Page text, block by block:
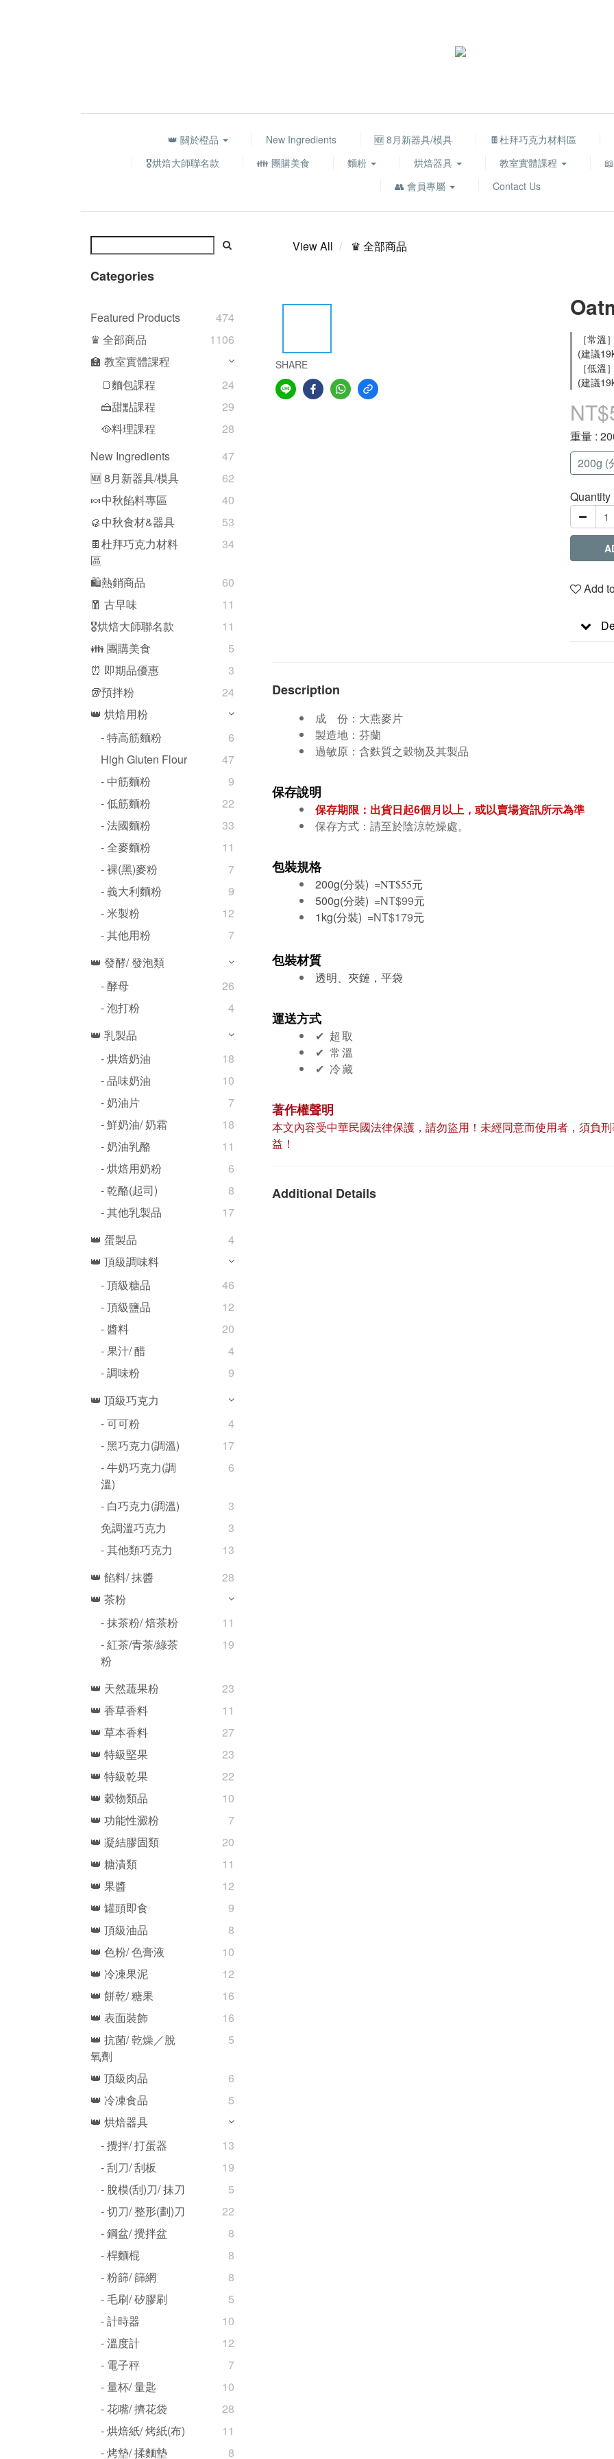
👑 關於橙品 New Ingredients 🆕 8月新器具/模具 🍫杜拜巧克力材料區
🎖️烘焙大師聯名款
👪 團購美食 麵粉 烘焙器具 教室實體課程
👥 會員專屬
Contact Us
Categories
Featured Products
474
♛ 全部商品
1106
🏫 教室實體課程
🍞麵包課程
24
🍰甜點課程
29
🥘料理課程
28
New Ingredients
47
🆕 8月新器具/模具
62
🍬中秋餡料專區
40
🥮中秋食材&器具
53
🍫杜拜巧克力材料
區
34
🛍熱銷商品
60
🧧 古早味
11
🎖️烘焙大師聯名款
11
👪 團購美食
5
⏰ 即期品優惠
3
🥡預拌粉
24
👑 烘焙用粉
- 特高筋麵粉
6
High Gluten Flour
47
- 中筋麵粉
9
- 低筋麵粉
22
- 法國麵粉
33
- 全麥麵粉
11
- 裸(黑)麥粉
7
- 義大利麵粉
9
- 米製粉
12
- 其他用粉
7
👑 發酵/ 發泡類
- 酵母
26
- 泡打粉
4
👑 乳製品
- 烘焙奶油
18
- 品味奶油
10
- 奶油片
7
- 鮮奶油/ 奶霜
18
- 奶油乳酪
11
- 烘焙用奶粉
6
- 乾酪(起司)
8
- 其他乳製品
17
👑 蛋製品
4
👑 頂級調味料
- 頂級糖品
46
- 頂級鹽品
12
- 醬料
20
- 果汁/ 醋
4
- 調味粉
9
👑 頂級巧克力
- 可可粉
4
- 黑巧克力(調溫)
17
- 牛奶巧克力(調
溫)
6
- 白巧克力(調溫)
3
免調溫巧克力
3
- 其他類巧克力
13
👑 餡料/ 抹醬
28
👑 茶粉
- 抹茶粉/ 焙茶粉
11
- 紅茶/青茶/綠茶
粉
19
👑 天然蔬果粉
23
👑 香草香料
11
👑 草本香料
27
👑 特級堅果
23
👑 特級乾果
22
👑 穀物類品
10
👑 功能性澱粉
7
👑 凝結膠固類
20
👑 糖漬類
11
👑 果醬
12
👑 罐頭即食
9
👑 頂級油品
8
👑 色粉/ 色膏液
10
👑 冷凍果泥
12
👑 餅乾/ 糖果
16
👑 表面裝飾
16
👑 抗菌/ 乾燥／脫
氧劑
5
👑 頂級肉品
6
👑 冷凍食品
5
👑 烘焙器具
- 攪拌/ 打蛋器
13
- 刮刀/ 刮板
19
- 脫模(刮)刀/ 抹刀
5
- 切刀/ 整形(劃)刀
22
- 鋼盆/ 攪拌盆
8
- 桿麵棍
8
- 粉篩/ 篩網
8
- 毛刷/ 矽膠刷
5
- 計時器
10
- 溫度計
12
- 電子秤
7
- 量杯/ 量匙
10
- 花嘴/ 擠花袋
28
- 烘焙紙/ 烤紙(布)
11
- 烤墊/ 揉麵墊
8
View All ♛ 全部商品
SHARE
［常
(建議
［低
(建議
重量 :
200g (
Quantity
Add
Description
成 份：大燕麥片
製造地：芬蘭
過敏原：含麩質之穀物及其製品
保存說明
保存期限：出貨日起6個月以上，或以賣場資訊所示為準
保存方式：請至於陰涼乾燥處。
包裝規格
200g(分裝) =NT$55元
500g(分裝) =NT$99元
1kg(分裝) =NT$179元
包裝材質
透明、夾鏈，平袋
運送方式
✔︎ 超取
✔︎ 常溫
✔︎ 冷藏
著作權聲明
本文內容受中華民國法律保護，請勿盜用！未經同意而使用者，須負
益！
Additional Details